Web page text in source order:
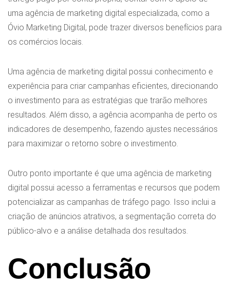
uma agência de marketing digital especializada, como a
Óvio Marketing Digital, pode trazer diversos benefícios para
os comércios locais.
Uma agência de marketing digital possui conhecimento e
experiência para criar campanhas eficientes, direcionando
o investimento para as estratégias que trarão melhores
resultados. Além disso, a agência acompanha de perto os
indicadores de desempenho, fazendo ajustes necessários
para maximizar o retorno sobre o investimento.
Outro ponto importante é que uma agência de marketing
digital possui acesso a ferramentas e recursos que podem
potencializar as campanhas de tráfego pago. Isso inclui a
criação de anúncios atrativos, a segmentação correta do
público-alvo e a análise detalhada dos resultados.
Conclusão